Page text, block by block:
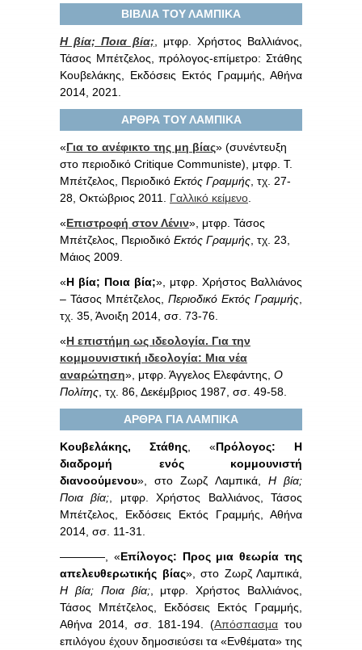
ΒΙΒΛΙΑ ΤΟΥ ΛΑΜΠΙΚΑ
Η βία; Ποια βία; , μτφρ. Χρήστος Βαλλιάνος,
Τάσος Μπέτζελος, πρόλογος-επίμετρο: Στάθης
Κουβελάκης, Εκδόσεις Εκτός Γραμμής, Αθήνα
2014, 2021.
ΑΡΘΡΑ ΤΟΥ ΛΑΜΠΙΚΑ
«Για το ανέφικτο της μη βίας» (συνέντευξη
στο περιοδικό Critique Communiste), μτφρ. Τ.
Μπέτζελος, Περιοδικό Εκτός Γραμμής , τχ. 27-
28, Οκτώβριος 2011. Γαλλικό κείμενο
«Επιστροφή στον Λένιν», μτφρ. Τάσος
Μπέτζελος, Περιοδικό Εκτός Γραμμής , τχ. 23,
Μάιος 2009.
«Η βία; Ποια βία;», μτφρ. Χρήστος Βαλλιάνος
– Τάσος Μπέτζελος, Περιοδικό Εκτός Γραμμής
τχ. 35, Άνοιξη 2014, σσ. 73-76.
«Η επιστήμη ως ιδεολογία. Για την
κομμουνιστική ιδεολογία: Μια νέα
αναρώτηση», μτφρ. Άγγελος Ελεφάντης, Ο
Πολίτης , τχ. 86, Δεκέμβριος 1987, σσ. 49-58.
ΑΡΘΡΑ ΓΙΑ ΛΑΜΠΙΚΑ
Κουβελάκης, Στάθης , «Πρόλογος: Η
διαδρομή ενός κομμουνιστή
διανοούμενου», στο Ζωρζ Λαμπικά, Η βία;
Ποια βία; , μτφρ. Χρήστος Βαλλιάνος, Τάσος
Μπέτζελος, Εκδόσεις Εκτός Γραμμής, Αθήνα
2014, σσ. 11-31.
————, «Επίλογος: Προς μια θεωρία της
απελευθερωτικής βίας», στο Ζωρζ Λαμπικά,
Η βία; Ποια βία;, μτφρ. Χρήστος Βαλλιάνος,
Τάσος Μπέτζελος, Εκδόσεις Εκτός Γραμμής,
Αθήνα 2014, σσ. 181-194. (Απόσπασμα του
επιλόγου έχουν δημοσιεύσει τα «Ενθέματα» της